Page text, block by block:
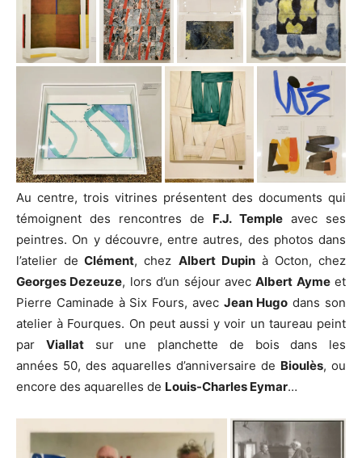
Au centre, trois vitrines présentent des documents qui
témoignent des rencontres de F.J. Temple avec ses
peintres. On y découvre, entre autres, des photos dans
l’atelier de Clément, chez Albert Dupinà Octon, chez
Georges Dezeuze, lors d’un séjour avecAlbert Aymeet
Pierre Caminade à Six Fours, avec Jean Hugo dans son
atelier à Fourques. On peut aussi y voir un taureau peint
par Viallatsur une planchette de bois dans les
années 50, des aquarelles d’anniversaire de Bioulès, ou
encore des aquarelles de Louis-Charles Eymar…